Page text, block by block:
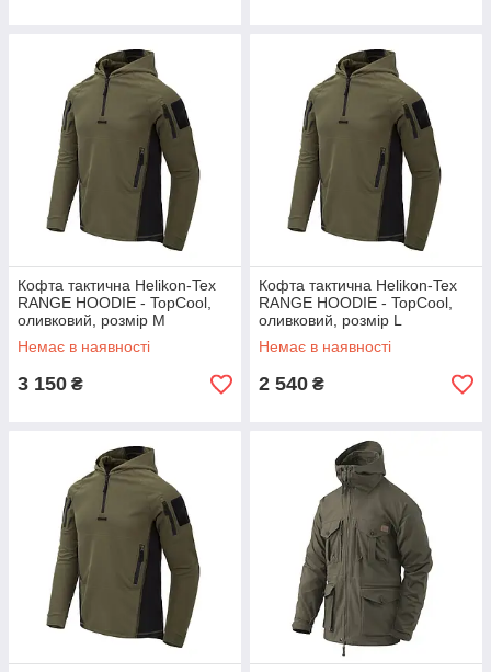
Кофта тактична Helikon-Tex
RANGE HOODIE - TopCool,
оливковий, розмір M
Немає в наявності
3 150 ₴
Кофта тактична Helikon-Tex
RANGE HOODIE - TopCool,
оливковий, розмір L
Немає в наявності
2 540 ₴